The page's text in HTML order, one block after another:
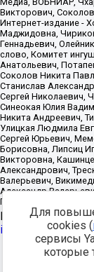
Источник:https://
inostrannyih-
Разработка -
Для
cookies (
сервисы
которые